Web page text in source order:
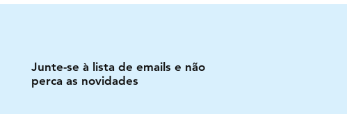
Junte-se à lista de emails e não
perca as novidades